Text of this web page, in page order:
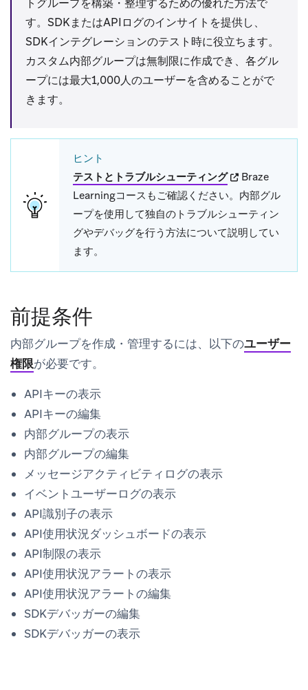
トグループを構築・整理するための優れた方法で
す。SDKまたはAPIログのインサイトを提供し、
SDKインテグレーションのテスト時に役立ちます。
カスタム内部グループは無制限に作成でき、各グル
ープには最大1,000人のユーザーを含めることがで
きます。
ヒント
テストとトラブルシューティング(opens in new
Braze
Learningコースもご確認ください。内部グル
ープを使用して独自のトラブルシューティン
グやデバッグを行う方法について説明してい
ます。
前提条件
内部グループを作成・管理するには、以下のユーザー
権限が必要です。
APIキーの表示
APIキーの編集
内部グループの表示
内部グループの編集
メッセージアクティビティログの表示
イベントユーザーログの表示
API識別子の表示
API使用状況ダッシュボードの表示
API制限の表示
API使用状況アラートの表示
API使用状況アラートの編集
SDKデバッガーの編集
SDKデバッガーの表示